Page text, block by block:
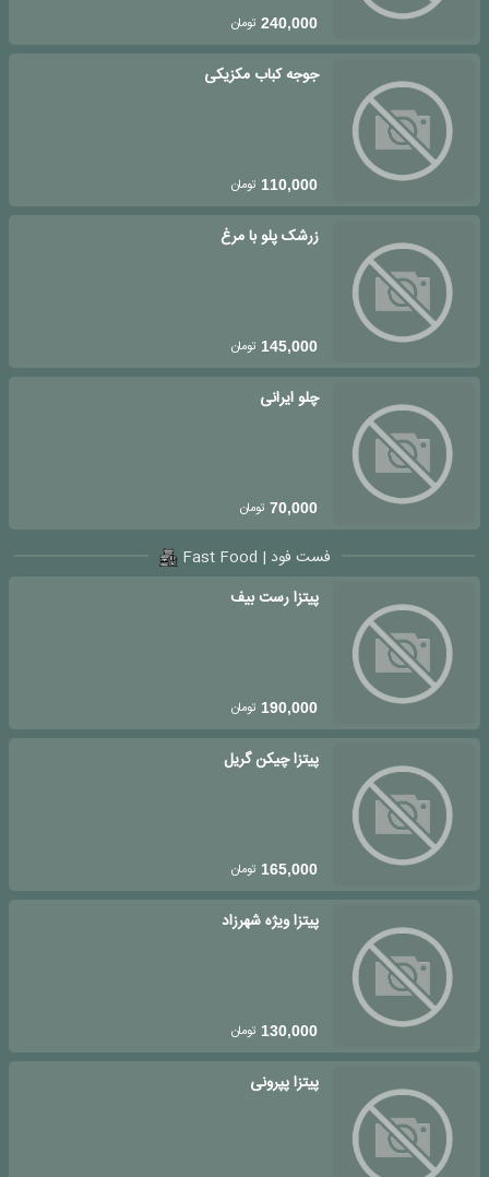
240,000 تومان
جوجه کباب مکزیکی
110,000 تومان
زرشک پلو با مرغ
145,000 تومان
چلو ایرانی
70,000 تومان
فست فود | Fast Food
پیتزا رست بیف
190,000 تومان
پیتزا چیکن گریل
165,000 تومان
پیتزا ویژه شهرزاد
130,000 تومان
پیتزا پپرونی